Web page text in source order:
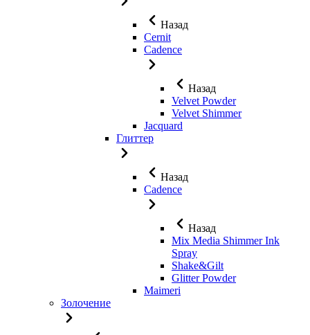
Назад
Cernit
Cadence
Назад
Velvet Powder
Velvet Shimmer
Jaсquard
Глиттер
Назад
Cadence
Назад
Mix Media Shimmer Ink
Spray
Shake&Gilt
Glitter Powder
Maimeri
Золочение